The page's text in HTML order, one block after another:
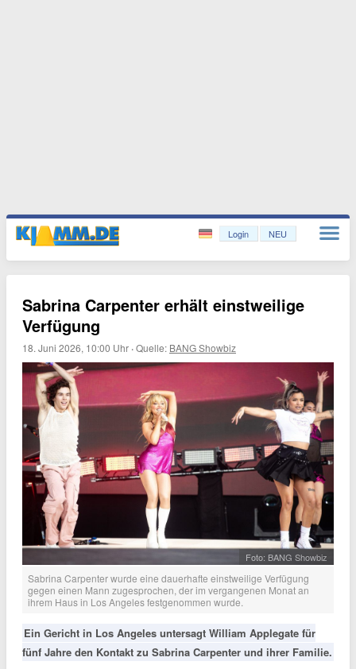
Login NEU
Sabrina Carpenter erhält einstweilige
Verfügung
18. Juni 2026, 10:00 Uhr ·Quelle: BANG Showbiz
Foto: BANG Showbiz
Sabrina Carpenter wurde eine dauerhafte einstweilige Verfügung
gegen einen Mann zugesprochen, der im vergangenen Monat an
ihrem Haus in Los Angeles festgenommen wurde.
Ein Gericht in Los Angeles untersagt William Applegate für
fünf Jahre den Kontakt zu Sabrina Carpenter und ihrer Familie.